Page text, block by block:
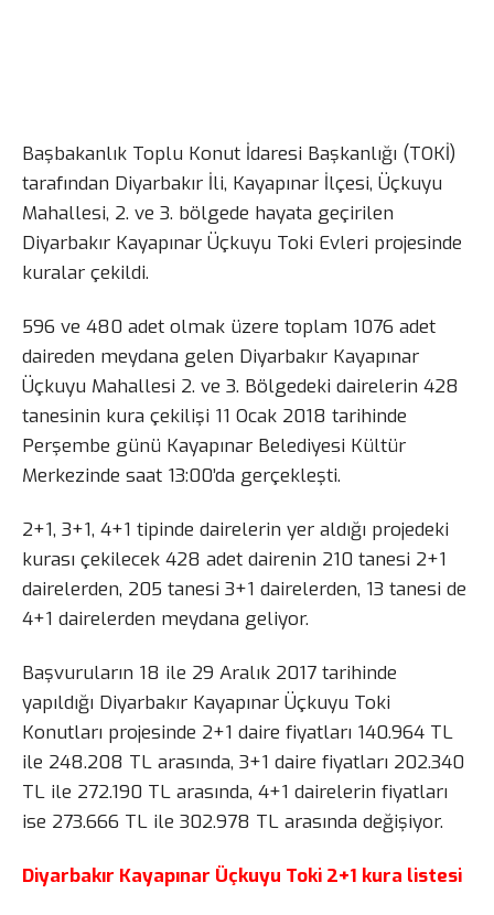
Başbakanlık Toplu Konut İdaresi Başkanlığı (TOKİ)
tarafından Diyarbakır İli, Kayapınar İlçesi, Üçkuyu
Mahallesi, 2. ve 3. bölgede hayata geçirilen
Diyarbakır Kayapınar Üçkuyu Toki Evleri projesinde
kuralar çekildi.
596 ve 480 adet olmak üzere toplam 1076 adet
daireden meydana gelen Diyarbakır Kayapınar
Üçkuyu Mahallesi 2. ve 3. Bölgedeki dairelerin 428
tanesinin kura çekilişi 11 Ocak 2018 tarihinde
Perşembe günü Kayapınar Belediyesi Kültür
Merkezinde saat 13:00’da gerçekleşti.
2+1, 3+1, 4+1 tipinde dairelerin yer aldığı projedeki
kurası çekilecek 428 adet dairenin 210 tanesi 2+1
dairelerden, 205 tanesi 3+1 dairelerden, 13 tanesi de
4+1 dairelerden meydana geliyor.
Başvuruların 18 ile 29 Aralık 2017 tarihinde
yapıldığı Diyarbakır Kayapınar Üçkuyu Toki
Konutları projesinde 2+1 daire fiyatları 140.964 TL
ile 248.208 TL arasında, 3+1 daire fiyatları 202.340
TL ile 272.190 TL arasında, 4+1 dairelerin fiyatları
ise 273.666 TL ile 302.978 TL arasında değişiyor.
Diyarbakır Kayapınar Üçkuyu Toki 2+1 kura listesi